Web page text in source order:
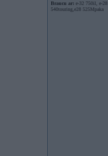
Braucu ar: e-32 750il, e-28
540touring,e28 525Mpaka